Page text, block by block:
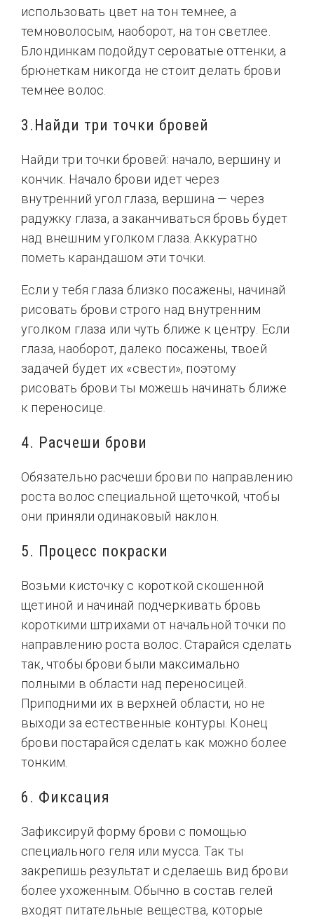
использовать цвет на тон темнее, а
темноволосым, наоборот, на тон светлее.
Блондинкам подойдут сероватые оттенки, а
брюнеткам никогда не стоит делать брови
темнее волос.
3.Найди три точки бровей
Найди три точки бровей: начало, вершину и
кончик. Начало брови идет через
внутренний угол глаза, вершина — через
радужку глаза, а заканчиваться бровь будет
над внешним уголком глаза. Аккуратно
пометь карандашом эти точки.
Если у тебя глаза близко посажены, начинай
рисовать брови строго над внутренним
уголком глаза или чуть ближе к центру. Если
глаза, наоборот, далеко посажены, твоей
задачей будет их «свести», поэтому
рисовать брови ты можешь начинать ближе
к переносице.
4. Расчеши брови
Обязательно расчеши брови по направлению
роста волос специальной щеточкой, чтобы
они приняли одинаковый наклон.
5. Процесс покраски
Возьми кисточку с короткой скошенной
щетиной и начинай подчеркивать бровь
короткими штрихами от начальной точки по
направлению роста волос. Старайся сделать
так, чтобы брови были максимально
полными в области над переносицей.
Приподними их в верхней области, но не
выходи за естественные контуры. Конец
брови постарайся сделать как можно более
тонким.
6. Фиксация
Зафиксируй форму брови с помощью
специального геля или мусса. Так ты
закрепишь результат и сделаешь вид брови
более ухоженным. Обычно в состав гелей
входят питательные вещества, которые